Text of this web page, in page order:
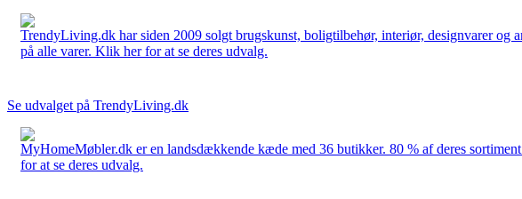
TrendyLiving.dk har siden 2009 solgt brugskunst, boligtilbehør, interiør, designvarer og
på alle varer. Klik her for at se deres udvalg.
Se udvalget på TrendyLiving.dk
MyHomeMøbler.dk er en landsdækkende kæde med 36 butikker. 80 % af deres
for at se deres udvalg.